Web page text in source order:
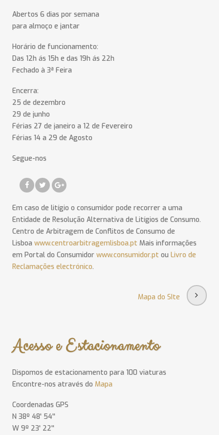
Abertos 6 dias por semana
para almoço e jantar
Horário de funcionamento:
Das 12h ás 15h e das 19h ás 22h
Fechado à 3ª Feira
Encerra:
25 de dezembro
29 de junho
Férias 27 de janeiro a 12 de Fevereiro
Férias 14 a 29 de Agosto
Segue-nos
Em caso de litígio o consumidor pode recorrer a uma
Entidade de Resolução Alternativa de Litígios de Consumo.
Centro de Arbitragem de Conflitos de Consumo de
Lisboa www.centroarbitragemlisboa.pt Mais informações
em Portal do Consumidor www.consumidor.pt ou Livro de
Reclamações electrónico.
Mapa do SIte
Acesso e Estacionamento
Dispomos de estacionamento para 100 viaturas
Encontre-nos através do Mapa
Coordenadas GPS
N 38º 48' 54''
W 9º 23' 22''